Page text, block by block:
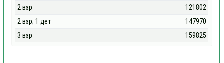
2 взр
121802
2 взр; 1 дет
147970
3 взр
159825